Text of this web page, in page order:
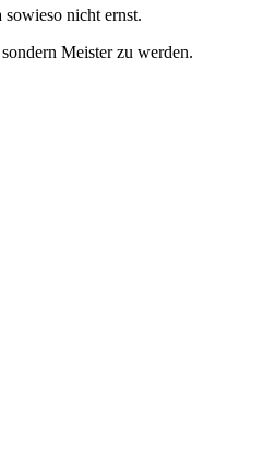
nicht ernst.
Meister zu werden.